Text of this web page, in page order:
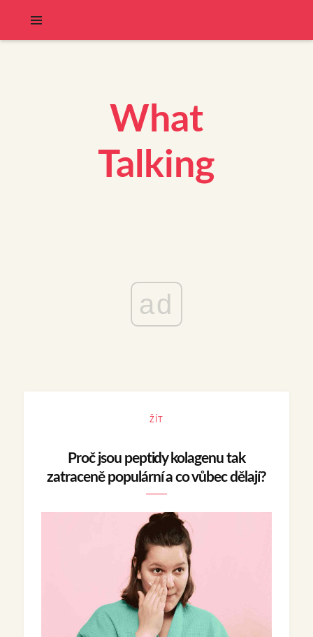
What
Talking
ad
ŽÍT
Proč jsou peptidy kolagenu tak
zatraceně populární a co vůbec dělají?